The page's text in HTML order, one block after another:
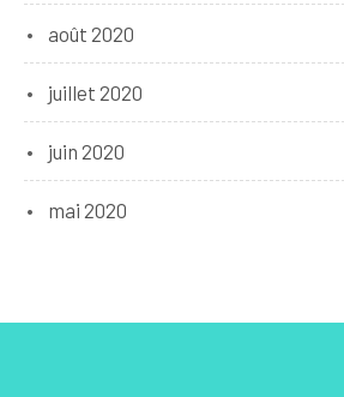
août 2020
juillet 2020
juin 2020
mai 2020